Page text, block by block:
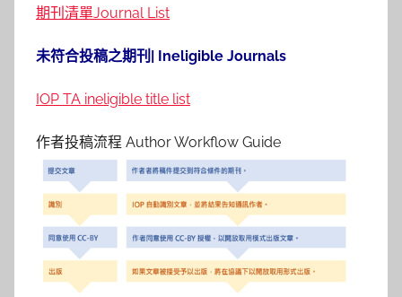
期刊清單Journal List
未符合投稿之期刊| Ineligible Journals
IOP TA ineligible title list
作者投稿流程 Author Workflow Guide